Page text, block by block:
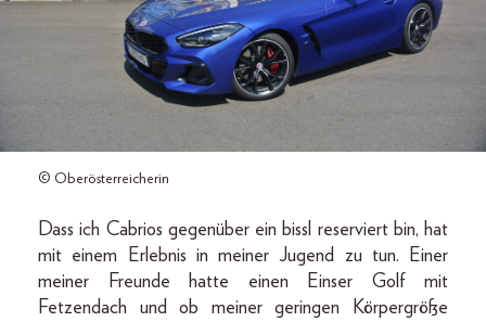
© Oberösterreicherin
Dass ich Cabrios gegenüber ein bissl reserviert bin, hat
mit einem Erlebnis in meiner Jugend zu tun. Einer
meiner Freunde hatte einen Einser Golf mit
Fetzendach und ob meiner geringen Körpergröße